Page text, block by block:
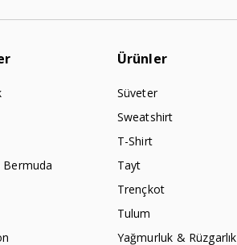
Bermuda
Ürünler
Süveter
Sweatshirt
T-Shirt
Tayt
Trençkot
Tulum
Yağmurluk & Rüzgarlık